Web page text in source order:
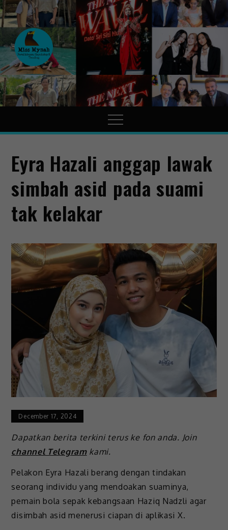
MissMynah
Portal Hiburan, Gaya Hidup
& Trending
Eyra Hazali anggap lawak
simbah asid pada suami
tak kelakar
December 17, 2024
Dapatkan berita terkini terus ke fon anda. Join
channel Telegramkami.
Pelakon Eyra Hazali berang dengan tindakan
seorang individu yang mendoakan suaminya,
pemain bola sepak kebangsaan Haziq Nadzli agar
disimbah asid menerusi ciapan di aplikasi X.